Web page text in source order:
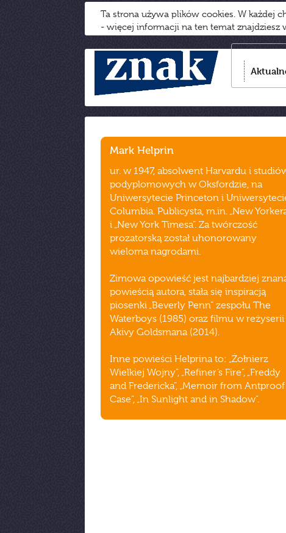
Ta strona używa plików cookies. W każdej
- więcej informacji na ten temat znajdziesz
Mark Helprin
ur. w 1947, absolwent Harvardu i
podyplomowych w Oksfordzie, na
Uniwersytecie Princeton i
Columbia. Publicysta, m.in. „New
i „New York Timesa”. Za twórczość
prozatorską został uhonorowany
wieloma nagrodami.
Zimowa opowieść jest najbardziej
powieścią autora, stała się inspiracją
piosenki „Beverly Penn” zespołu The
Waterboys (1985) oraz filmu w reżyserii
Akivy Goldsmana (2014).
Inne powieści Helprina to: „Żołnierz
Wielkiej Wojny”, „Refiner’s Fire”, „Freddy
and Fredericka”, „Memoir from Antproof
Case”, „In Sunlight and in Shadow”.